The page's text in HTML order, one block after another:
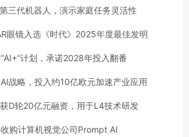
三代机器人，演示家庭任务灵活性
眼镜入选《时代》2025年度最佳发明
计划，承诺2028年投入翻番
战略，投入约10亿欧元加速产业应用
D轮20亿元融资，用于L4技术研发
购计算机视觉公司Prompt AI